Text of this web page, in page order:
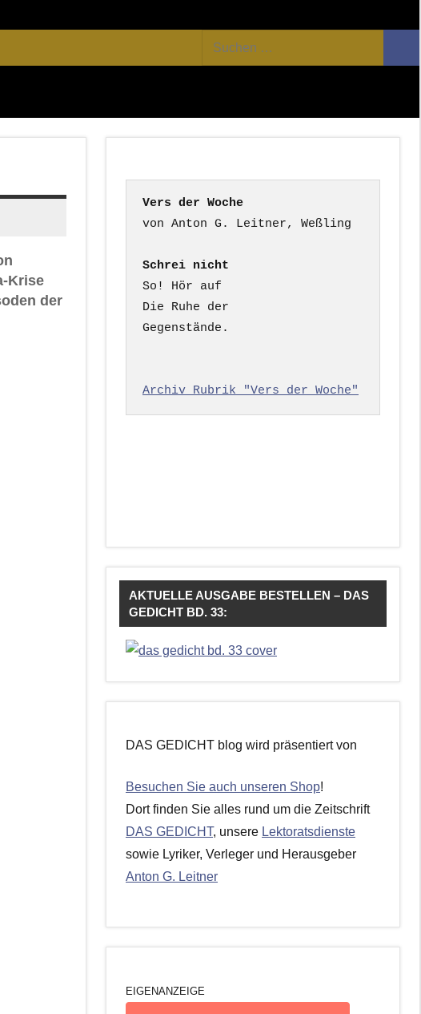
Suchen
nach:
Krise
der
Vers der Woche
Schrei nicht
So! Hör auf
Die Ruhe der
Gegenstände.
Archiv Rubrik "Vers der Woche"
AKTUELLE AUSGABE BESTELLEN – DAS
GEDICHT BD. 33:
DAS GEDICHT blog wird präsentiert von
Besuchen Sie auch unseren Shop!
Dort finden Sie alles rund um die Zeitschrift
DAS GEDICHT, unsere Lektoratsdienste
sowie Lyriker, Verleger und Herausgeber
Anton G. Leitner
EIGENANZEIGE